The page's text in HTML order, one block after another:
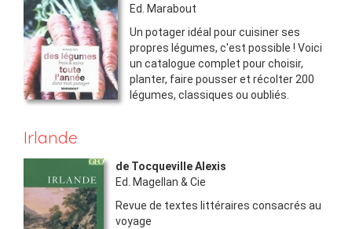
Ed.
Marabout
Un potager idéal pour cuisiner ses
propres légumes, c'est possible ! Voici
un catalogue complet pour choisir,
planter, faire pousser et récolter 200
légumes, classiques ou oubliés.
Irlande
de Tocqueville Alexis
Ed.
Magellan & Cie
Revue de textes littéraires consacrés au
voyage